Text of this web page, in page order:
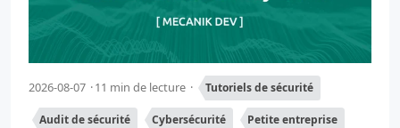
2026-08-07 11 min de lecture Tutoriels de sécurité
Audit de sécurité Cybersécurité Petite entreprise